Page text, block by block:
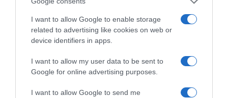
I want to allow Google to enable storage
related to advertising like cookies on web or
device identifiers in apps.
I want to allow my user data to be sent to
Google for online advertising purposes.
I want to allow Google to send me
ΡΟΗ ΕΙΔΗΣΕΩΝ
Το σχέδιο του Ισραήλ για τους Κούρδους
Ε. Λιακούλη: «Το σκάνδαλο των υποκλοπών δεν
μπορεί να μείνει στο σκοτάδι ενός αρχείου»
ΤΟ ΠΑΡΟΝ: Ρυθμιστής ο Αντώνης Σαμαράς – Απειλή
για ΝΔ